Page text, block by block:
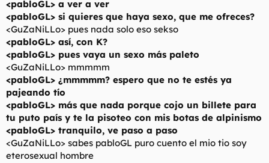
<pabloGL> a ver a ver
<pabloGL> si quieres que haya sexo, que me ofreces?
<GuZaNiLLo> pues nada solo eso sekso
<pabloGL> así, con K?
<pabloGL> pues vaya un sexo más paleto
<GuZaNiLLo> mmmmm
<pabloGL> ¿mmmmm? espero que no te estés ya
pajeando tío
<pabloGL> más que nada porque cojo un billete para
tu puto país y te la pisoteo con mis botas de alpinismo
<pabloGL> tranquilo, ve paso a paso
<GuZaNiLLo> sabes pabloGL puro cuento el mio tio soy
eterosexual hombre